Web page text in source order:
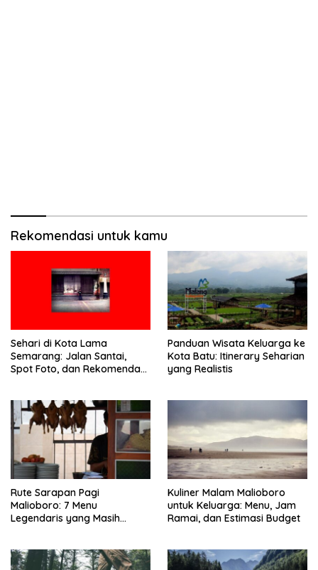
Rekomendasi untuk kamu
Sehari di Kota Lama
Semarang: Jalan Santai,
Spot Foto, dan Rekomendasi
Panduan Wisata Keluarga ke
Kota Batu: Itinerary Seharian
yang Realistis
Rute Sarapan Pagi
Malioboro: 7 Menu
Legendaris yang Masih
Kuliner Malam Malioboro
untuk Keluarga: Menu, Jam
Ramai, dan Estimasi Budget